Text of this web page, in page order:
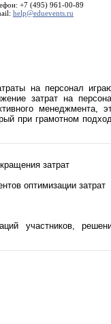
+7 (495) 961-00-89
help@eduevents.ru
на персонал
затрат на
менеджмента,
при грамотном
затрат
оптимизации затрат
участников,